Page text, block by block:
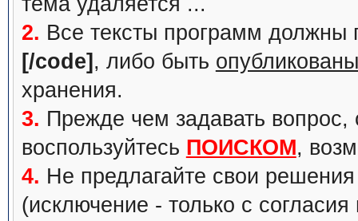
2. Все тексты программ должны
[/code] , либо быть
хранения.
3. Прежде чем задавать вопрос,
воспользуйтесь ПОИСКОМ,
4. Не предлагайте свои
(исключение - только с